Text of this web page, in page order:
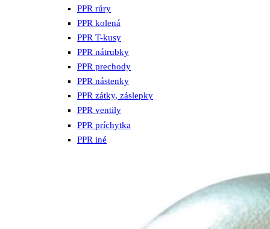
PPR rúry
PPR kolená
PPR T-kusy
PPR nátrubky
PPR prechody
PPR nástenky
PPR zátky, záslepky
PPR ventily
PPR príchytka
PPR iné